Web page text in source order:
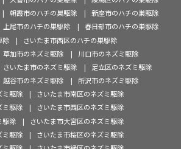
朝霞市のハチの巣駆除
新座市のハチの巣駆除
上尾市のハチの巣駆除
春日部市のハチの巣駆除
除
さいたま市西区のハチの巣駆除
草加市のネズミ駆除
川口市のネズミ駆除
さいたま市のネズミ駆除
足立区のネズミ駆除
越谷市のネズミ駆除
所沢市のネズミ駆除
ミ駆除
さいたま市南区のネズミ駆除
ミ駆除
さいたま市西区のネズミ駆除
駆除
さいたま市大宮区のネズミ駆除
ミ駆除
さいたま市桜区のネズミ駆除